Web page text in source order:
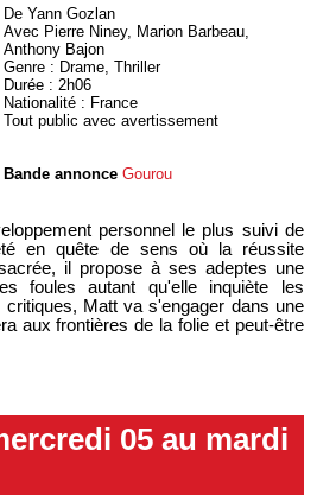
De Yann Gozlan
Avec Pierre Niney, Marion Barbeau,
Anthony Bajon
Genre : Drame, Thriller
Durée : 2h06
Nationalité : France
Tout public avec avertissement
Bande annonce Gourou
personnel le plus suivi de
en quête de sens où la réussite
il propose à ses adeptes une
foules autant qu'elle inquiète les
Matt va s'engager dans une
aux frontières de la folie et peut-être
05 au mardi